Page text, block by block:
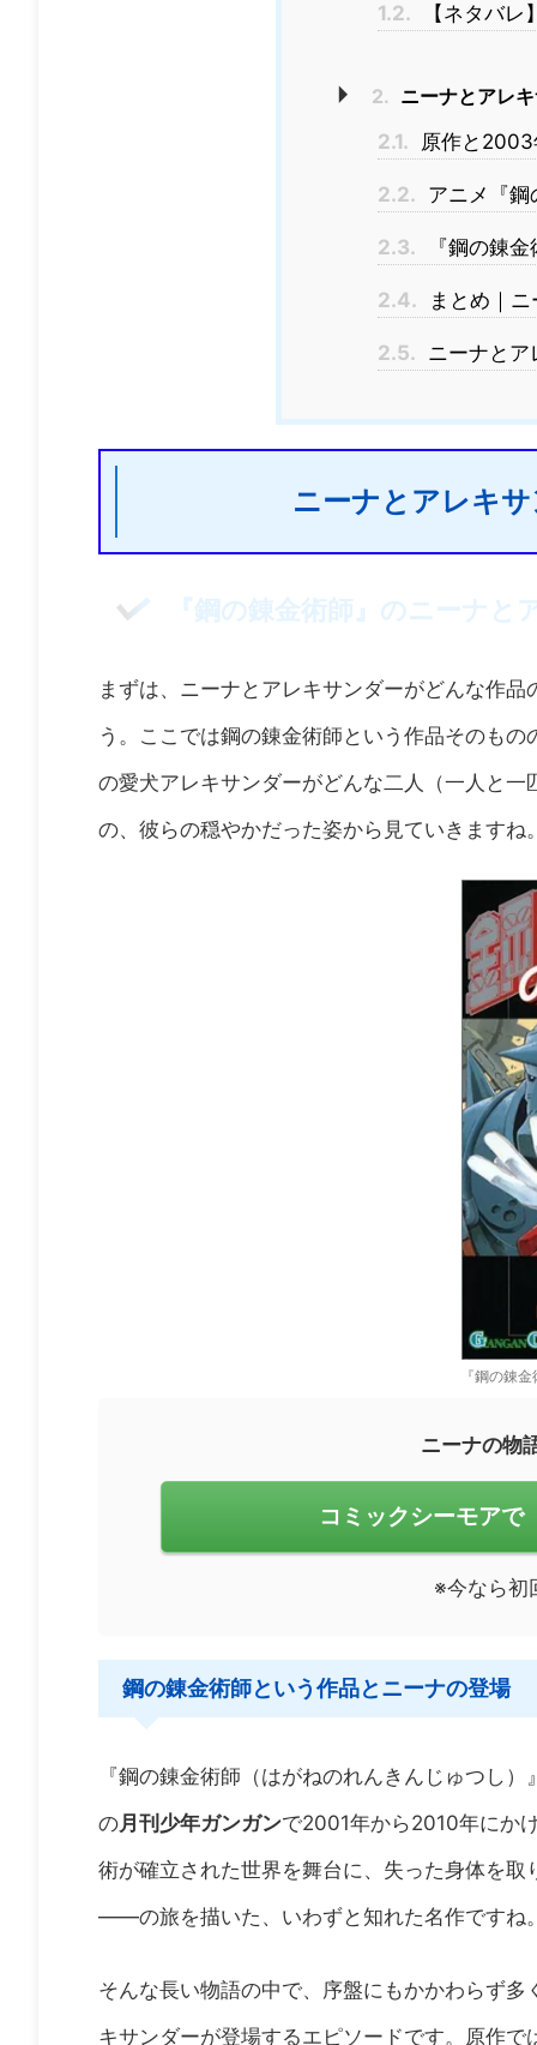
1.2. 【ネタバレ
2. ニーナとアレ
2.1.
原作と2003
2.2. アニメ『鋼
2.3. 『鋼の錬
2.4. まとめ｜
2.5. ニーナとア
ニーナとアレキ
『鋼の錬金術師』のニーナ
まずは、ニーナとアレキサンダーがどんな作
う。ここでは鋼の錬金術師という作品そのも
の愛犬アレキサンダーがどんな二人（一人と
の、彼らの穏やかだった姿から見ていきますね
『鋼の錬
ニーナの物
コミックシーモアで
※今なら初
鋼の錬金術師という作品とニーナの登場
『鋼の錬金術師（はがねのれんきんじゅつし）
の月刊少年ガンガンで2001年から2010年にか
術が確立された世界を舞台に、失った身体を
——の旅を描いた、いわずと知れた名作ですね
そんな長い物語の中で、序盤にもかかわらず
キサンダーが登場するエピソードです。原作で